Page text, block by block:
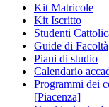
Kit Matricole
Kit Iscritto
Studenti
Guide di Facoltà
Piani di studio
Calendario
Programmi dei
[Piacenza]